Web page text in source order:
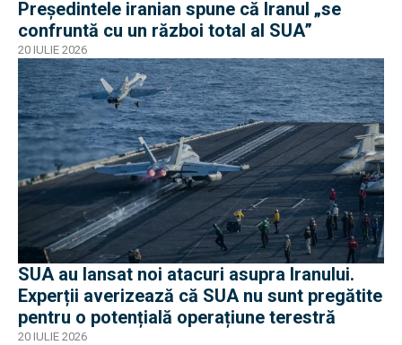
Președintele iranian spune că Iranul „se
confruntă cu un război total al SUA”
20 IULIE 2026
SUA au lansat noi atacuri asupra Iranului.
Experții averizează că SUA nu sunt pregătite
pentru o potențială operațiune terestră
20 IULIE 2026